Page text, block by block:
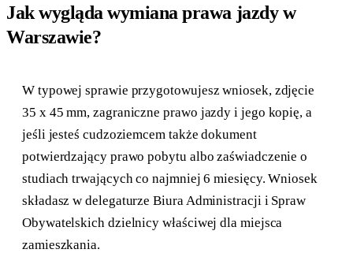
Jak wygląda wymiana prawa jazdy w
Warszawie?
W typowej sprawie przygotowujesz wniosek, zdjęcie
35 x 45 mm, zagraniczne prawo jazdy i jego kopię, a
jeśli jesteś cudzoziemcem także dokument
potwierdzający prawo pobytu albo zaświadczenie o
studiach trwających co najmniej 6 miesięcy. Wniosek
składasz w delegaturze Biura Administracji i Spraw
Obywatelskich dzielnicy właściwej dla miejsca
zamieszkania.